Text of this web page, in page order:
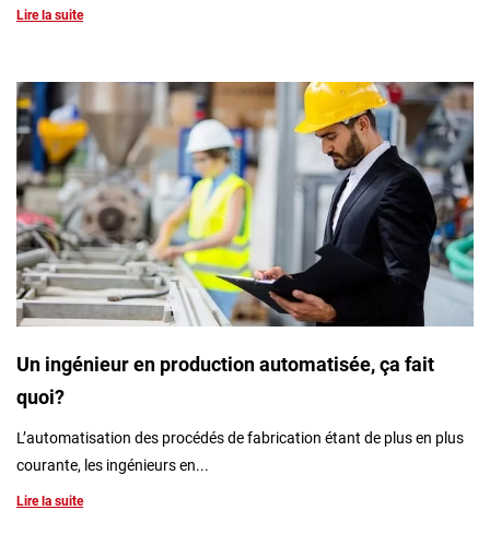
Lire la suite
Un ingénieur en production automatisée, ça fait
quoi?
L’automatisation des procédés de fabrication étant de plus en plus
courante, les ingénieurs en...
Lire la suite